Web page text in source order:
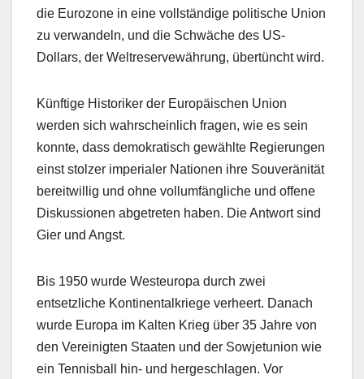
die Eurozone in eine vollständige politische Union
zu verwandeln, und die Schwäche des US-
Dollars, der Weltreservewährung, übertüncht wird.
Künftige Historiker der Europäischen Union
werden sich wahrscheinlich fragen, wie es sein
konnte, dass demokratisch gewählte Regierungen
einst stolzer imperialer Nationen ihre Souveränität
bereitwillig und ohne vollumfängliche und offene
Diskussionen abgetreten haben. Die Antwort sind
Gier und Angst.
Bis 1950 wurde Westeuropa durch zwei
entsetzliche Kontinentalkriege verheert. Danach
wurde Europa im Kalten Krieg über 35 Jahre von
den Vereinigten Staaten und der Sowjetunion wie
ein Tennisball hin- und hergeschlagen. Vor